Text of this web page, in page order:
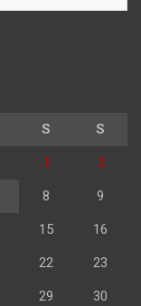
S S
1 2
8 9
15 16
22 23
29 30